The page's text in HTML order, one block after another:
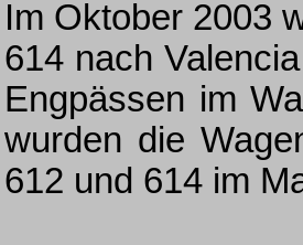
Im Oktober 2003
614 nach
Engpässen im
wurden die
612 und 614 im